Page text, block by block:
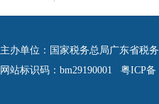
主办单位：国家税务总局广东省税
网站标识码：bm29190001 粤ICP